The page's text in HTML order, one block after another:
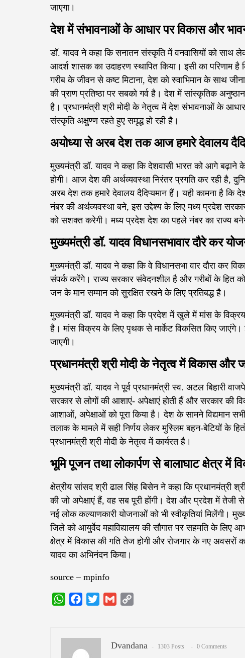
जाएगा।
देश में संभावनाओं के आधार पर विकास और
डॉ. यादव ने कहा कि सनातन संस्कृति में वनवासियों को साथ
आदर्श शासक का उदाहरण स्थापित किया। इसी का परिणाम
गरीब के जीवन से कष्ट मिटाना, देश को स्वाभिमान के साथ
की प्राण प्रतिष्ठा पर सबको गर्व है। देश में सांस्कृतिक
है। प्रधानमंत्री श्री मोदी के नेतृत्व में देश संभावनाओं के
संस्कृति अक्षुण्ण रहते हुए समृद्ध हो रही है।
अयोध्या से अरब देश तक आज हमारे देवालय
मुख्यमंत्री डॉ. यादव ने कहा कि देशवासी भारत को आगे बढ़ाने के
होगी। आज देश की अर्थव्यवस्था निरंतर प्रगति कर रही है,
अरब देश तक हमारे देवालय दैदिप्यमान हैं। यही कामना है
नंबर की अर्थव्यवस्था बने, इस उद्देश्य के लिए मध्य प्रदेश
को सशक्त करेगी। मध्य प्रदेश देश का पहले नंबर का राज्य
मुख्यमंत्री डॉ. यादव विधानसभावार दौरे कर
मुख्यमंत्री डॉ. यादव ने कहा कि वे विधानसभा वार दौरा कर
संपर्क करेंगे। राज्य सरकार संवेदनशील है और गरीबों के हित को
जन के मान सम्मान को सुरक्षित रखने के लिए प्रतिबद्ध है।
मुख्यमंत्री डॉ. यादव ने कहा कि प्रदेश में खुले में मांस के
है। मांस विक्रय के लिए पृथक से मार्केट विकसित किए जाएंगे।
जाएगी।
प्रधानमंत्री श्री मोदी के नेतृत्व में विकास और
मुख्यमंत्री डॉ. यादव ने पूर्व प्रधानमंत्री स्व. अटल बिहारी
सरकार से लोगों की आशाएं- अपेक्षाएं होती हैं और सरकार की
आशाओं, अपेक्षाओं को पूरा किया है। देश के सामने विद्यमान सभी
तलाक के मामले में सही निर्णय लेकर मुस्लिम बहन-बेटियों के
प्रधानमंत्री श्री मोदी के नेतृत्व में कार्यरत है।
भूमि पूजन तथा लोकार्पण से बालाघाट क्षेत्र में
क्षेत्रीय सांसद श्री ढाल सिंह बिसेन ने कहा कि प्रधानमंत्री
की जो अपेक्षाएं हैं, वह सब पूरी होंगी। देश और प्रदेश में तेजी
नई लोक कल्याणकारी योजनाओं को भी स्वीकृतियां मिलेंगी।
जिले को आयुर्वेद महाविद्यालय की सौगात पर सहमति के लिए
क्षेत्र में विकास की गति तेज होगी और रोजगार के नए अवसरों
यादव का अभिनंदन किया।
source – mpinfo
WhatsAppFacebook
Twitter Gmail
Dvandana 1303 Posts 0 Comments